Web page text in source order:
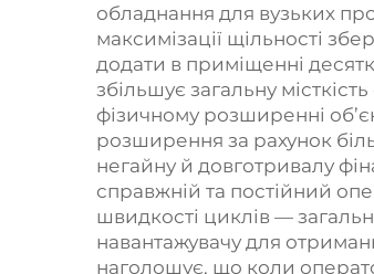
обладнання для вузьких
максимізації щільності
додати в приміщенні
збільшує загальну
фізичному розширенні
розширення за рахунок
негайну й довготривалу
справжній та постійний
швидкості циклів —
навантажувачу для
наголошує, що коли